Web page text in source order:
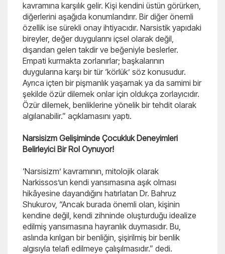
kavramına karşılık gelir. Kişi kendini üstün görürken,
diğerlerini aşağıda konumlandırır. Bir diğer önemli
özellik ise sürekli onay ihtiyacıdır. Narsistik yapıdaki
bireyler, değer duygularını içsel olarak değil,
dışarıdan gelen takdir ve beğeniyle beslerler.
Empati kurmakta zorlanırlar; başkalarının
duygularına karşı bir tür ‘körlük’ söz konusudur.
Ayrıca içten bir pişmanlık yaşamak ya da samimi bir
şekilde özür dilemek onlar için oldukça zorlayıcıdır.
Özür dilemek, benliklerine yönelik bir tehdit olarak
algılanabilir.” açıklamasını yaptı.
Narsisizm Gelişiminde Çocukluk Deneyimleri
Belirleyici Bir Rol Oynuyor!
‘Narsisizm’ kavramının, mitolojik olarak
Narkissos’un kendi yansımasına aşık olması
hikâyesine dayandığını hatırlatan Dr. Bahruz
Shukurov, “Ancak burada önemli olan, kişinin
kendine değil, kendi zihninde oluşturduğu idealize
edilmiş yansımasına hayranlık duymasıdır. Bu,
aslında kırılgan bir benliğin, şişirilmiş bir benlik
algısıyla telafi edilmeye çalışılmasıdır.” dedi.